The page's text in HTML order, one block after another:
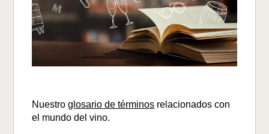
Nuestroglosario de términos relacionados con
el mundo del vino.